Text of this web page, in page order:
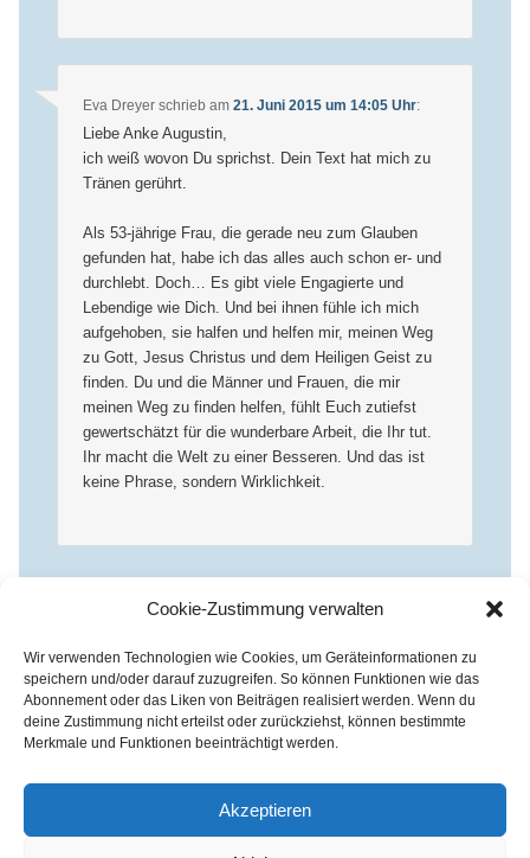
Cookie-Zustimmung verwalten
Wir verwenden Technologien wie Cookies, um Geräteinformationen zu
speichern und/oder darauf zuzugreifen. So können Funktionen wie das
Abonnement oder das Liken von Beiträgen realisiert werden. Wenn du
deine Zustimmung nicht erteilst oder zurückziehst, können bestimmte
Merkmale und Funktionen beeinträchtigt werden.
Akzeptieren
Eva Dreyer schrieb am 21. Juni 2015 um 14:05 Uhr:
Liebe Anke Augustin,
ich weiß wovon Du sprichst. Dein Text hat mich zu
Tränen gerührt.
Als 53-jährige Frau, die gerade neu zum Glauben
gefunden hat, habe ich das alles auch schon er- und
durchlebt. Doch… Es gibt viele Engagierte und
Lebendige wie Dich. Und bei ihnen fühle ich mich
aufgehoben, sie halfen und helfen mir, meinen Weg
zu Gott, Jesus Christus und dem Heiligen Geist zu
finden. Du und die Männer und Frauen, die mir
meinen Weg zu finden helfen, fühlt Euch zutiefst
gewertschätzt für die wunderbare Arbeit, die Ihr tut.
Ihr macht die Welt zu einer Besseren. Und das ist
keine Phrase, sondern Wirklichkeit.
Die Kommentare sind
geschlossen.
Kirchenkreis Essen | Referat für Presse- und Öffentlichkeitsarbeit /
Haus der Evangelischen Kirche | III. Hagen 39 / 45127 Essen
Impressum|Datenschutz